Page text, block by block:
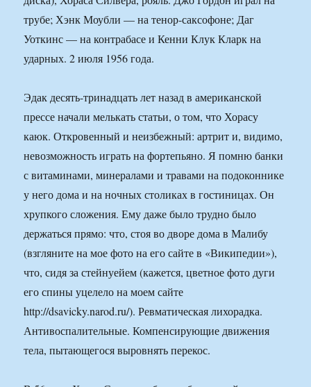
трубе; Хэнк Моубли — на тенор-саксофоне; Даг
Уоткинс — на контрабасе и Кенни Клук Кларк на
ударных. 2 июля 1956 года.
Эдак десять-тринадцать лет назад в американской
прессе начали мелькать статьи, о том, что Хорасу
каюк. Откровенный и неизбежный: артрит и, видимо,
невозможность играть на фортепьяно. Я помню банки
с витаминами, минералами и травами на подоконнике
у него дома и на ночных столиках в гостиницах. Он
хрупкого сложения. Ему даже было трудно было
держаться прямо: что, стоя во дворе дома в Малибу
(взгляните на мое фото на его сайте в «Википедии»),
что, сидя за стейнуейем (кажется, цветное фото дуги
его спины уцелело на моем сайте
http://dsavicky.narod.ru/). Ревматическая лихорадка.
Антивоспалительные. Компенсирующие движения
тела, пытающегося выровнять перекос.